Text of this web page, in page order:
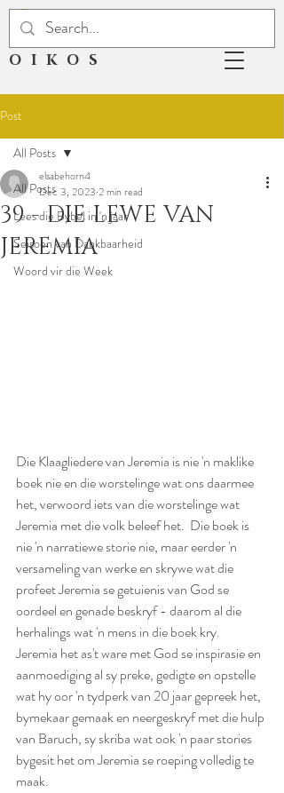
OIKOS
Post
All Posts
Lees die Bybel in 'n jaar
Seisoen van Dankbaarheid
Woord vir die Week
All Posts
39 - DIE LEWE VAN
JEREMIA
elsabehorn4
Dec 3, 2023 2 min read
Die Klaagliedere van Jeremia is nie 'n maklike
boek nie en die worstelinge wat ons daarmee
het, verwoord iets van die worstelinge wat
Jeremia met die volk beleef het.  Die boek is
nie 'n narratiewe storie nie, maar eerder 'n
versameling van werke en skrywe wat die
profeet Jeremia se getuienis van God se
oordeel en genade beskryf - daarom al die
herhalings wat 'n mens in die boek kry.
Jeremia het as't ware met God se inspirasie en
aanmoediging al sy preke, gedigte en opstelle
wat hy oor 'n tydperk van 20 jaar gepreek het,
bymekaar gemaak en neergeskryf met die hulp
van Baruch, sy skriba wat ook 'n paar stories
bygesit het om Jeremia se roeping volledig te
maak.